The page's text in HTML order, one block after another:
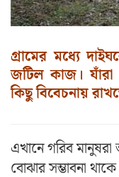
গ্রামের মধ্যে
জটিল কাজ।
কিছু বিবেচনায়
এখানে গরিব
বোঝার সম্ভাবনা